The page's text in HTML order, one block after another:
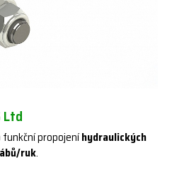
Ltd
funkční propojeníhydraulických
ruk.